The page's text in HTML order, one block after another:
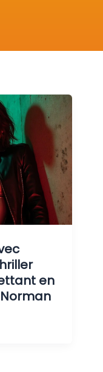
en